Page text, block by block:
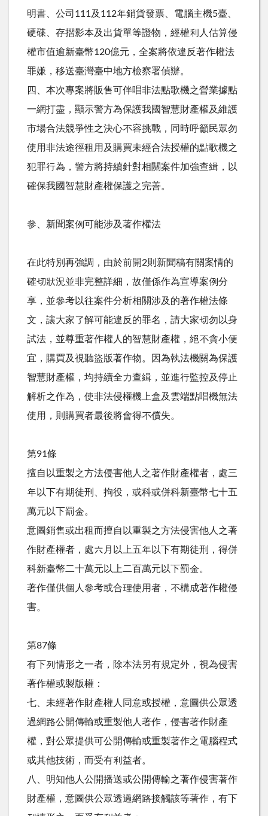
明書、公司111及112年銷貨發票、電腦主機5臺、
硬碟、存摺影本及出貨單等證物，經權利人估算侵
權市值逾新臺幣120億元，全案將依違反著作權法
罪嫌，移送臺灣臺中地方檢察署偵辦。
四、本次專案將販售可伴唱非法點歌機之營業據點
一網打盡，顯示警方為保護我國智慧財產權及維護
市場合法競爭性之決心不容挑戰，同時呼籲民眾勿
使用非法途徑租用及購買未經合法授權的點歌機之
犯罪行為，警方將持續針對相關案件加強查緝，以
確保我國智慧財產權保護之完善。
參、新聞案例可能涉及著作權法
在此特別再強調，由於前開2則新聞稿有關案情的
確切狀況並非完整詳細，故僅係作為宣導案例分
享，並參考以往案件分析相關涉及的著作權法條
文，讓大家了解可能違反的罪名，請大家切勿以身
試法，並尊重著作權人的智慧財產權，絕不貪小便
宜，購買及視聽盜版著作物。因為執法機關為保護
智慧財產權，均持續全力查緝，並進行監控及停止
解析之作為，使非法侵權機上盒及雲端點唱機無法
使用，則購買者最後將會得不償失。
第91條
擅自以重製之方法侵害他人之著作財產權者，處三
年以下有期徒刑、拘役，或科或併科新臺幣七十五
萬元以下罰金。
意圖銷售或出租而擅自以重製之方法侵害他人之著
作財產權者，處六月以上五年以下有期徒刑，得併
科新臺幣二十萬元以上二百萬元以下罰金。
著作僅供個人參考或合理使用者，不構成著作權侵
害。
第87條
有下列情形之一者，除本法另有規定外，視為侵害
著作權或製版權：
七、未經著作財產權人同意或授權，意圖供公眾透
過網路公開傳輸或重製他人著作，侵害著作財產
權，對公眾提供可公開傳輸或重製著作之電腦程式
或其他技術，而受有利益者。
八、明知他人公開播送或公開傳輸之著作侵害著作
財產權，意圖供公眾透過網路接觸該等著作，有下